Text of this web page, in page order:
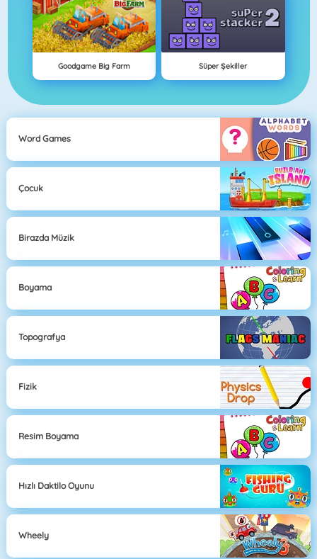
Goodgame Big Farm Süper Şekiller
Word Games
Çocuk
Birazda Müzik
Boyama
Topografya
Fizik
Resim Boyama
Hızlı Daktilo Oyunu
Wheely